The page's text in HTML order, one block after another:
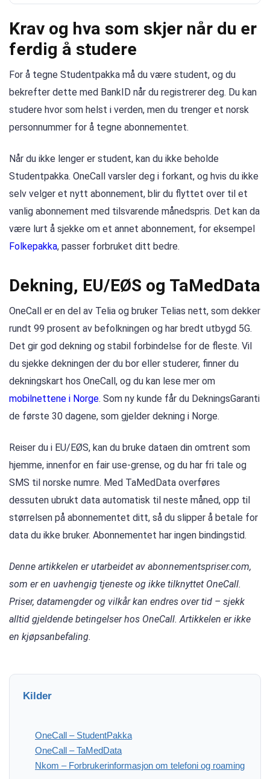
Krav og hva som skjer når du er
ferdig å studere
For å tegne Studentpakka må du være student, og du
bekrefter dette med BankID når du registrerer deg. Du kan
studere hvor som helst i verden, men du trenger et norsk
personnummer for å tegne abonnementet.
Når du ikke lenger er student, kan du ikke beholde
Studentpakka. OneCall varsler deg i forkant, og hvis du ikke
selv velger et nytt abonnement, blir du flyttet over til et
vanlig abonnement med tilsvarende månedspris. Det kan da
være lurt å sjekke om et annet abonnement, for eksempel
Folkepakka, passer forbruket ditt bedre.
Dekning, EU/EØS og TaMedData
OneCall er en del av Telia og bruker Telias nett, som dekker
rundt 99 prosent av befolkningen og har bredt utbygd 5G.
Det gir god dekning og stabil forbindelse for de fleste. Vil
du sjekke dekningen der du bor eller studerer, finner du
dekningskart hos OneCall, og du kan lese mer om
mobilnettene i Norge. Som ny kunde får du DekningsGaranti
de første 30 dagene, som gjelder dekning i Norge.
Reiser du i EU/EØS, kan du bruke dataen din omtrent som
hjemme, innenfor en fair use-grense, og du har fri tale og
SMS til norske numre. Med TaMedData overføres
dessuten ubrukt data automatisk til neste måned, opp til
størrelsen på abonnementet ditt, så du slipper å betale for
data du ikke bruker. Abonnementet har ingen bindingstid.
Denne artikkelen er utarbeidet av abonnementspriser.com,
som er en uavhengig tjeneste og ikke tilknyttet OneCall.
Priser, datamengder og vilkår kan endres over tid – sjekk
alltid gjeldende betingelser hos OneCall. Artikkelen er ikke
en kjøpsanbefaling.
Kilder
OneCall – StudentPakka
OneCall – TaMedData
Nkom – Forbrukerinformasjon om telefoni og roaming